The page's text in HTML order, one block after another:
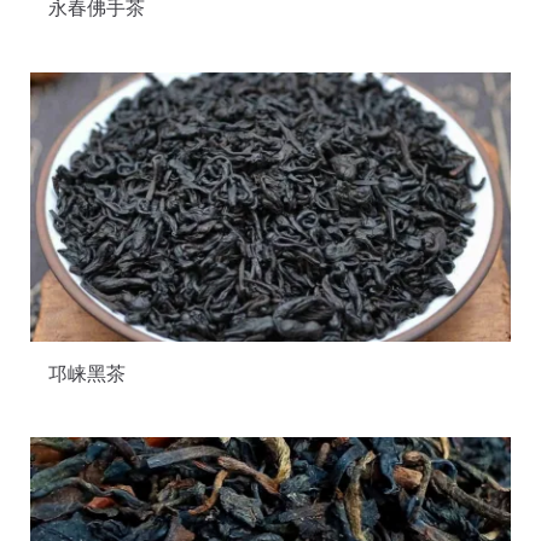
永春佛手茶
邛崃黑茶